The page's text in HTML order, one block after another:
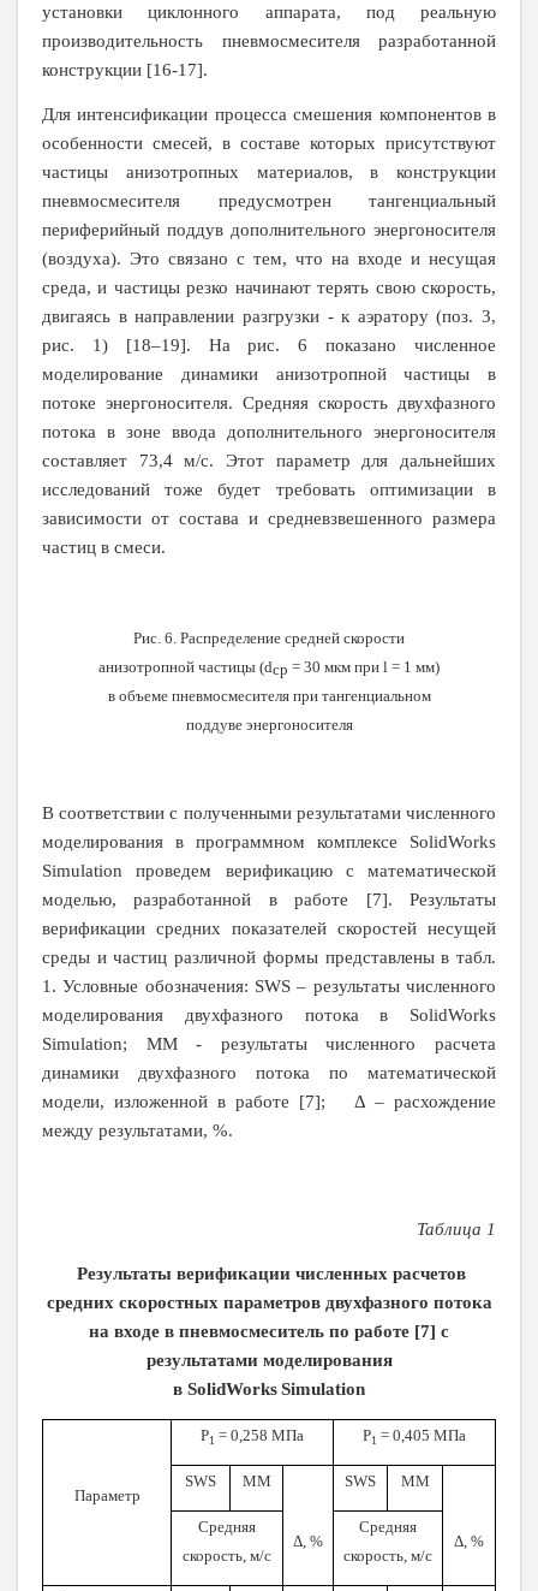
установки циклонного аппарата, под реальную
производительность пневмосмесителя разработанной
конструкции [16-17].
Для интенсификации процесса смешения компонентов в
особенности смесей, в составе которых присутствуют
частицы анизотропных материалов, в конструкции
пневмосмесителя предусмотрен тангенциальный
периферийный поддув дополнительного энергоносителя
(воздуха). Это связано с тем, что на входе и несущая
среда, и частицы резко начинают терять свою скорость,
двигаясь в направлении разгрузки - к аэратору (поз. 3,
рис. 1) [18–19]. На рис. 6 показано численное
моделирование динамики анизотропной частицы в
потоке энергоносителя. Средняя скорость двухфазного
потока в зоне ввода дополнительного энергоносителя
составляет 73,4 м/с. Этот параметр для дальнейших
исследований тоже будет требовать оптимизации в
зависимости от состава и средневзвешенного размера
частиц в смеси.
Рис. 6. Распределение средней скорости
анизотропной частицы (dср = 30 мкм при l = 1 мм)
в объеме пневмосмесителя при тангенциальном
поддуве энергоносителя
В соответствии с полученными результатами численного
моделирования в программном комплексе SolidWorks
Simulation проведем верификацию с математической
моделью, разработанной в работе [7]. Результаты
верификации средних показателей скоростей несущей
среды и частиц различной формы представлены в табл.
1. Условные обозначения: SWS – результаты численного
моделирования двухфазного потока в SolidWorks
Simulation; ММ - результаты численного расчета
динамики двухфазного потока по математической
модели, изложенной в работе [7]; Δ – расхождение
между результатами, %.
Таблица 1
Результаты верификации численных расчетов
средних скоростных параметров двухфазного потока
на входе в пневмосмеситель по работе [7] с
результатами моделирования
в SolidWorksSimulation
Параметр
Р1 = 0,258 МПа Р1 = 0,405 МПа
SWS ММ
Δ, %
SWS ММ
Δ, %
Средняя
скорость, м/с
Средняя
скорость, м/с